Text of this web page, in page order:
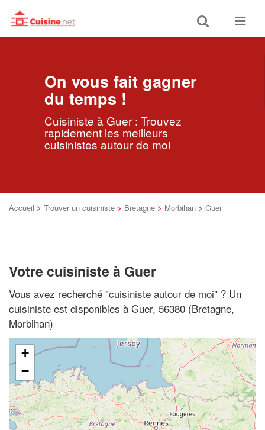
Toggle
search
Toggle
On vous fait gagner
du temps !
Cuisiniste à Guer : Trouvez
rapidement les meilleurs
cuisinistes autour de moi
Accueil > Trouver un cuisiniste > Bretagne > Morbihan > Guer
Votre cuisiniste à Guer
Vous avez recherché "cuisiniste autour de moi" ? Un
cuisiniste est disponibles à Guer, 56380 (Bretagne,
Morbihan)
+
−